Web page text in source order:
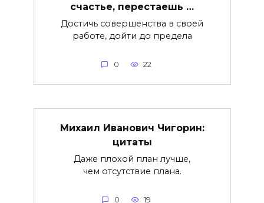
счастье, перестаешь …
Достичь совершенства в своей
работе, дойти до предела
0 22
Михаил Иванович Чигорин:
цитаты
Даже плохой план лучше,
чем отсутствие плана.
0 19